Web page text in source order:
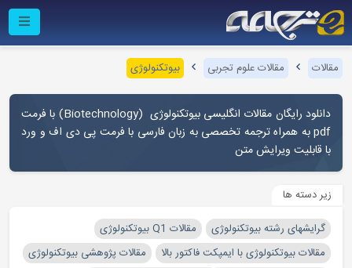
مقالات مقالات علوم تجربی بیوتکنولوژی
دانلود رایگان مقالات انگلیسی بیوتکنولوژی (Biotechnology) با فرمت
pdf به همراه ترجمه تخصصی به زبان فارسی با فرمت پی دی اف و ورد
با قابلیت ویرایش متن
زیر دسته ها
گرایشهای رشته بیوتکنولوژی
مقالات Q1 بیوتکنولوژی
مقالات بیوتکنولوژی با ایمپکت فاکتور بالا
مقالات پژوهشی بیوتکنولوژی